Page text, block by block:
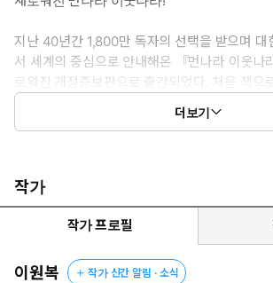
지난 40년간 1,800만 독자의 선택을 받으며 대
서 세계의 중심으로 안내해온 『먼나라 이웃나
로워진 개정증보판으로 출간되었다. 처음 책으
『먼나라 이웃나라』는 변화하는 시대에 발맞
거듭해왔다. 이번에 출간된 『시대를 넘어 세대
가 오랜 시간 공들여 작성한 각 나라의 ‘하이라이
해 국가와 지역별 핵심을 일목요연하게 정리하
게 했다. 유일무이한 교양·학습 만화의 선구자
이웃나라』! 이보다 지적이고 정확한 교양 만
생한 역사책이 또 있을까?
더보기
작가
작가 프로필
이원복 작가 신간 알림 · 소식